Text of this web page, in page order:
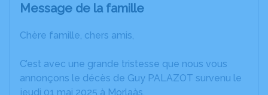
Message de la famille
Chère famille, chers amis,
C’est avec une grande tristesse que nous vous
annonçons le décès de Guy PALAZOT survenu le
jeudi 01 mai 2025 à Morlaàs.